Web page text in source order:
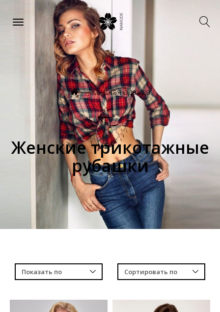
Женская одежда
Женские трикотажные
рубашки